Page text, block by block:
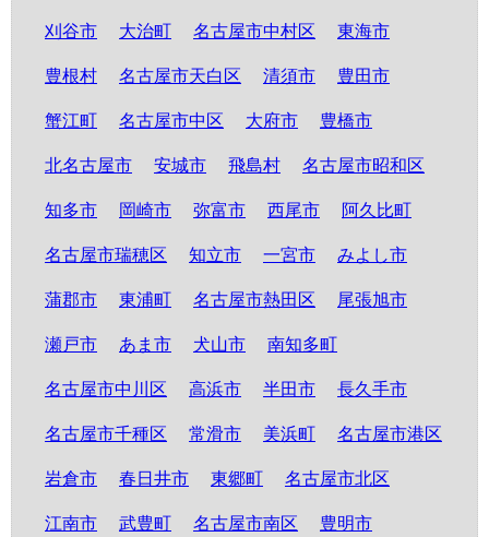
刈谷市 大治町 名古屋市中村区 東海市
豊根村 名古屋市天白区 清須市 豊田市
蟹江町 名古屋市中区 大府市 豊橋市
北名古屋市 安城市 飛島村 名古屋市昭和区
知多市 岡崎市 弥富市 西尾市 阿久比町
名古屋市瑞穂区 知立市 一宮市 みよし市
蒲郡市 東浦町 名古屋市熱田区 尾張旭市
瀬戸市 あま市 犬山市 南知多町
名古屋市中川区 高浜市 半田市 長久手市
名古屋市千種区 常滑市 美浜町 名古屋市港区
岩倉市 春日井市 東郷町 名古屋市北区
江南市 武豊町 名古屋市南区 豊明市